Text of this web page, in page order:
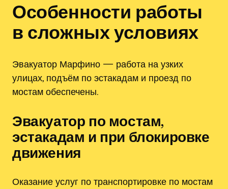
Особенности работы
в сложных условиях
Эвакуатор Марфино — работа на узких
улицах, подъём по эстакадам и проезд по
мостам обеспечены.
Эвакуатор по мостам,
эстакадам и при блокировке
движения
Оказание услуг по транспортировке по мостам